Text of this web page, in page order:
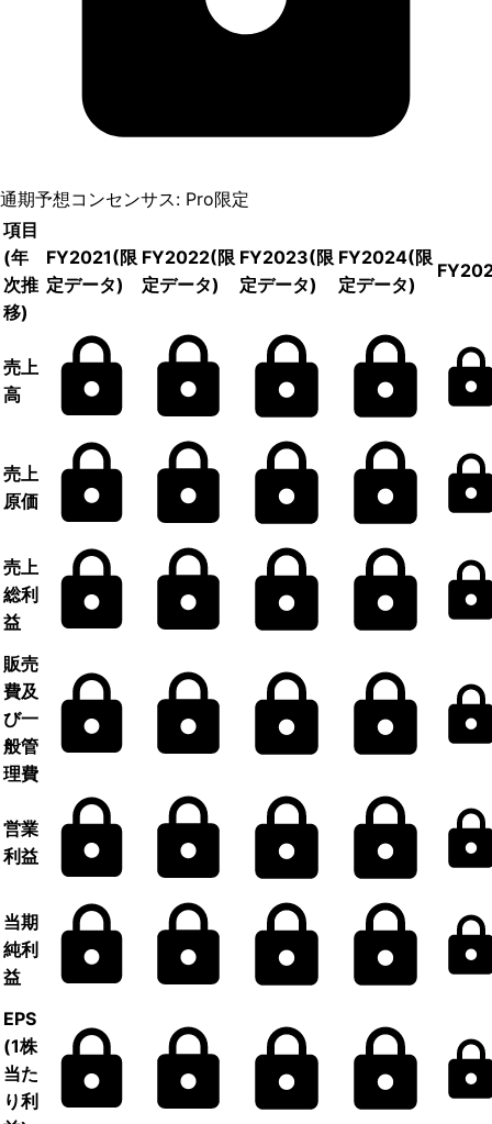
通期予想コンセンサス: Pro限定
項目
(年
次推
移)
FY2021(限
定データ)
FY2022(限
定データ)
FY2023(限
定データ)
FY2024(限
定データ)
売上
高
売上
原価
売上
総利
益
販売
費及
び一
般管
理費
営業
利益
当期
純利
益
EPS
(1株
当た
り利